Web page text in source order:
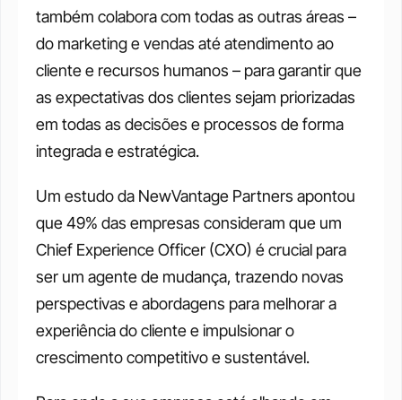
também colabora com todas as outras áreas –
do marketing e vendas até atendimento ao
cliente e recursos humanos – para garantir que
as expectativas dos clientes sejam priorizadas
em todas as decisões e processos de forma
integrada e estratégica.
Um estudo da NewVantage Partners apontou
que 49% das empresas consideram que um
Chief Experience Officer (CXO) é crucial para
ser um agente de mudança, trazendo novas
perspectivas e abordagens para melhorar a
experiência do cliente e impulsionar o
crescimento competitivo e sustentável.